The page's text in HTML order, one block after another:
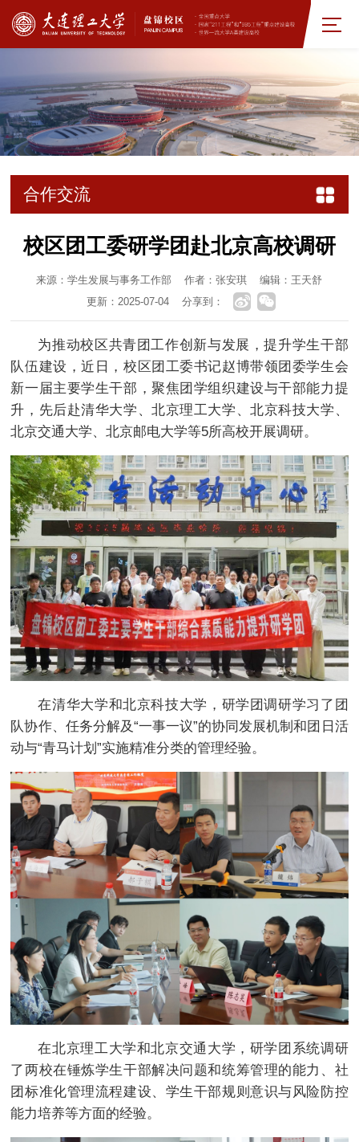
合作交流
校区团工委研学团赴北京高校调研
来源：学生发展与事务工作部 作者：张安琪
编辑：王天舒
更新：2025-07-04
分享到：
为推动校区共青团工作创新与发展，提升学生干部
队伍建设，近日，校区团工委书记赵博带领团委学生会
新一届主要学生干部，聚焦团学组织建设与干部能力提
升，先后赴清华大学、北京理工大学、北京科技大学、
北京交通大学、北京邮电大学等5所高校开展调研。
在清华大学和北京科技大学，研学团调研学习了团
队协作、任务分解及“一事一议”的协同发展机制和团日活
动与“青马计划”实施精准分类的管理经验。
在北京理工大学和北京交通大学，研学团系统调研
了两校在锤炼学生干部解决问题和统筹管理的能力、社
团标准化管理流程建设、学生干部规则意识与风险防控
能力培养等方面的经验。